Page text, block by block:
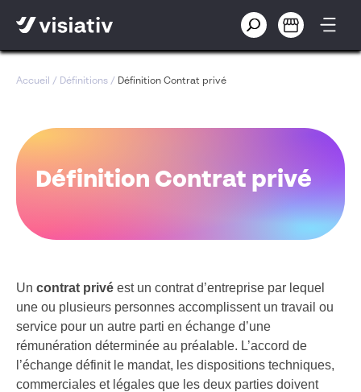
Accueil / Définitions / Définition Contrat privé
Définition Contrat privé
Un contrat privé est un contrat d’entreprise par lequel
une ou plusieurs personnes accomplissent un travail ou
service pour un autre parti en échange d’une
rémunération déterminée au préalable. L’accord de
l’échange définit le mandat, les dispositions techniques,
commerciales et légales que les deux parties doivent